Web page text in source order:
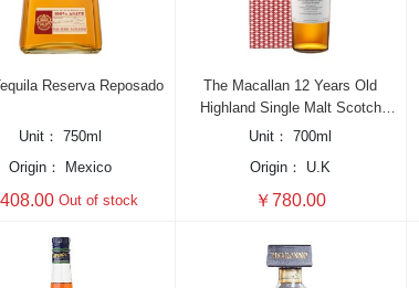
Reserva Reposado
Unit：
750ml
Origin：
Mexico
Out of stock
The Macallan 12 Years Old
Highland Single Malt Scotch
Whisky, Double Cask
Unit：
700ml
Origin：
U.K
￥780.00